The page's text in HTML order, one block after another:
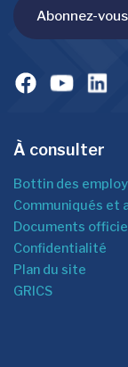
Abonnez-
À consulter
Bottin des
Communiqués et
Documents
Confidentialité
Plan du site
GRICS